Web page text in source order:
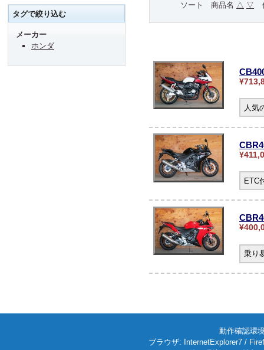
ソート
商品名 △ ▽
人気
ETC
乗り
タグで絞り込む
メーカー
ホンダ
動作確認環
ブラウザ: InternetExplorer7 /